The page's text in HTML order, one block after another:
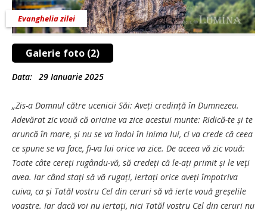
Galerie foto (2)
Evanghelia zilei
Data: 29 Ianuarie 2025
„Zis-a Domnul către ucenicii Săi: Aveți credință în Dumnezeu.
Adevărat zic vouă că oricine va zice acestui munte: Ridică-te și te
aruncă în mare, și nu se va îndoi în inima lui, ci va crede că ceea
ce spune se va face, fi-va lui orice va zice. De aceea vă zic vouă:
Toate câte cereți rugându-vă, să credeți că le-ați primit și le veți
avea. Iar când stați să vă rugați, iertați orice aveți împotriva
cuiva, ca și Tatăl vostru Cel din ceruri să vă ierte vouă greșelile
voastre. Iar dacă voi nu iertați, nici Tatăl vostru Cel din ceruri nu